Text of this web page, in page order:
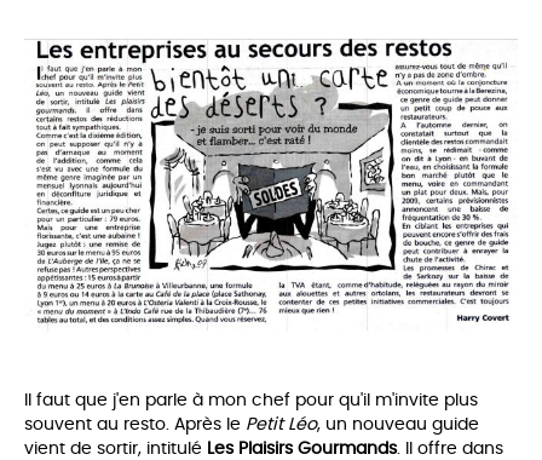
Il faut que j'en parle à mon chef pour qu'il m'invite plus
souvent au resto. Après le Petit Léo, un nouveau guide
vient de sortir, intitulé Les Plaisirs Gourmands. Il offre dans